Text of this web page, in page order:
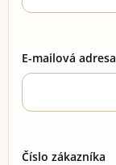
E-mailová adresa
Číslo zákazníka